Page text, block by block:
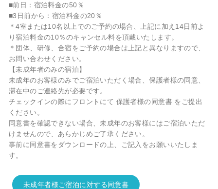
■前日：宿泊料金の50％
■3日前から：宿泊料金の20％
＊4室または10名以上でのご予約の場合、上記に加え14日前よ
り宿泊料金の10％のキャンセル料を頂戴いたします。
＊団体、研修、合宿をご予約の場合は上記と異なりますので、
お問い合わせください。
【未成年者のみの宿泊】
未成年のお客様のみでご宿泊いただく場合、保護者様の同意、
滞在中のご連絡先が必要です。
チェックインの際にフロントにて 保護者様の同意書 をご提出
ください。
同意書を確認できない場合、未成年のお客様にはご宿泊いただ
けませんので、あらかじめご了承ください。
事前に同意書をダウンロードの上、ご記入をお願いいたしま
す。
未成年者様ご宿泊に対する同意書